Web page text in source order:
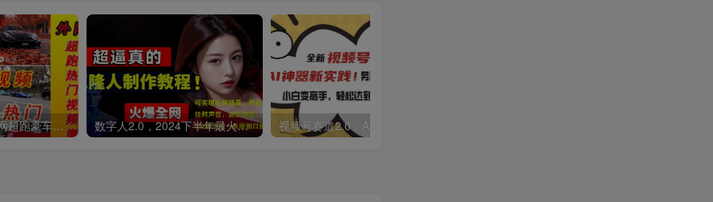
外面收费398元外网超跑豪车汽车视频搬运至快手抖音上热门项目 数字人2.0，2024下半年最火项目，无限免费生成视频，可实现任何场景，用任何形象，任何声音，说任何话，5分钟生成一条原创口播视频。